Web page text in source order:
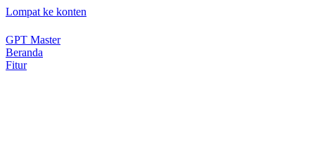
Lompat ke konten
GPT Master
Beranda
Fitur